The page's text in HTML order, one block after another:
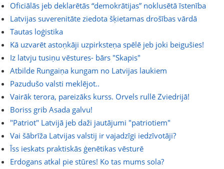
Oficiālās jeb deklarētās “demokrātijas” noklusētā īstenība
Latvijas suverenitāte ziedota šķietamas drošības vārdā
Tautas loģistika
Kā uzvarēt astoņkāji uzpirksteņa spēlē jeb joki beigušies!
Iz latvju tusiņu vēstures- bārs "Skapis"
Atbilde Rungaiņa kungam no Latvijas laukiem
Pazudušo valsti meklējot..
Vairāk terora, pareizāks kurss. Orvels rullē Zviedrijā!
Boriss grib Asada galvu!
"Patriot" Latvijā jeb daži jautājumi "patriotiem"
Vai šābrīža Latvijas valstij ir vajadzīgi iedzīvotāji?
Īss ieskats praktiskās ģenētikas vēsturē
Erdogans atkal pie stūres! Ko tas mums sola?